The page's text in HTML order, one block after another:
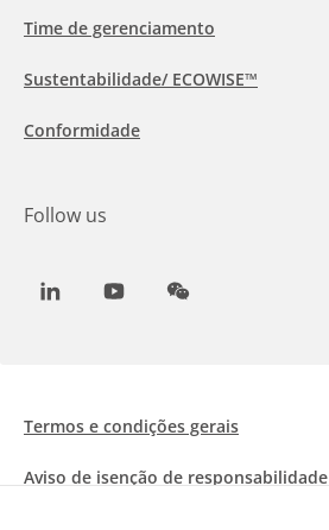
Time de gerenciamento
Sustentabilidade/ ECOWISE™
Conformidade
Follow us
LinkedInYoutubeWeChat
Termos e condições gerais
Aviso de isenção de responsabilidade